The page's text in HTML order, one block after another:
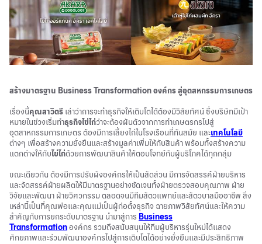
สร้างมาตรฐาน Business Transformation องค์กร สู่อุตสหกรรมการเกษตร
เรื่องนี้คุณสาวิตรี เล่าว่าการจะทำธุรกิจให้เติบโตได้ต้องมีวิสัยทัศน์ ซึ่งบริษัทมีเป้า
หมายในช่วงเริ่มทำธุรกิจไข่ไก่ว่าจะต้องผันตัวจากการทำเกษตรกรไปสู่
อุตสาหกรรมการเกษตร ต้องมีการเลี้ยงไก่ในโรงเรือนที่ทันสมัย และเทคโนโลยี
ต่างๆ เพื่อสร้างความยั่งยืนและสร้างมูลค่าเพิ่มให้กับสินค้า พร้อมทั้งสร้างความ
แตกต่างให้กับไข่ไก่ด้วยการพัฒนาสินค้าให้ตอบโจทย์กับผู้บริโภคได้ทุกกลุ่ม
ขณะเดียวกัน ต้องมีการปรับผังองค์กรให้เป็นสัดส่วน มีการจัดสรรค์ฝ่ายบริหาร
และจัดสรรค์ฝ่ายผลิตให้มีมาตรฐานอย่างชัดเจนทั้งฝ่ายตรวจสอบคุณภาพ ฝ่าย
วิจัยและพัฒนา ฝ่ายวิศวกรรม ตลอดจนมีทีมสัตวแพทย์และสัตวบาลมืออาชีพ สิ่ง
เหล่านี้เป็นที่คุณพ่อและคุณแม่เป็นผู้ก่อตั้งธุรกิจ ฉายภาพวิสัยทัศน์และให้ความ
สำคัญกับการยกระดับมาตรฐาน นำมาสู่การ Business
Transformationองค์กร รวมถึงสนับสนุนให้ทีมผู้บริหารรุ่นใหม่ได้แสดง
ศักยภาพและร่วมพัฒนาองค์กรไปสู่การเติบโตได้อย่างยั่งยืนและมีประสิทธิภาพ